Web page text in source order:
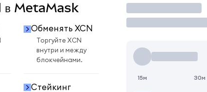
в MetaMask
Обменять XCN
Торгуйте XCN
внутри и между
блокчейнами.
Стейкинг
Торговать
15м 30м